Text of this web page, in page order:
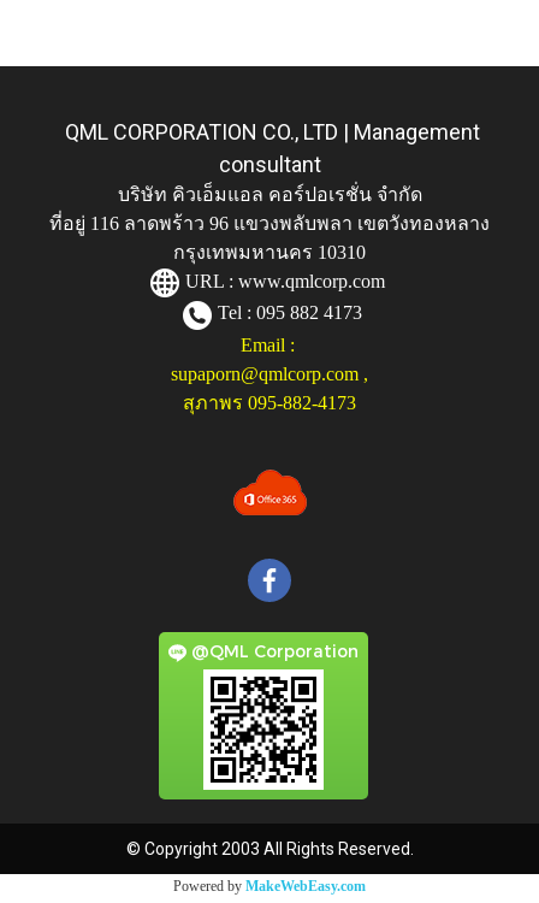
QML CORPORATION CO., LTD | Management
consultant
บริษัท คิวเอ็มแอล คอร์ปอเรชั่น จำกัด
ที่อยู่ 116 ลาดพร้าว 96 แขวงพลับพลา เขตวังทองหลาง
กรุงเทพมหานคร 10310
URL : www.qmlcorp.com
Tel : 095 882 4173
Email :
supaporn@qmlcorp.com ,
สุภาพร 095-882-4173
@QML Corporation
© Copyright 2003 All Rights Reserved.
Powered by MakeWebEasy.com